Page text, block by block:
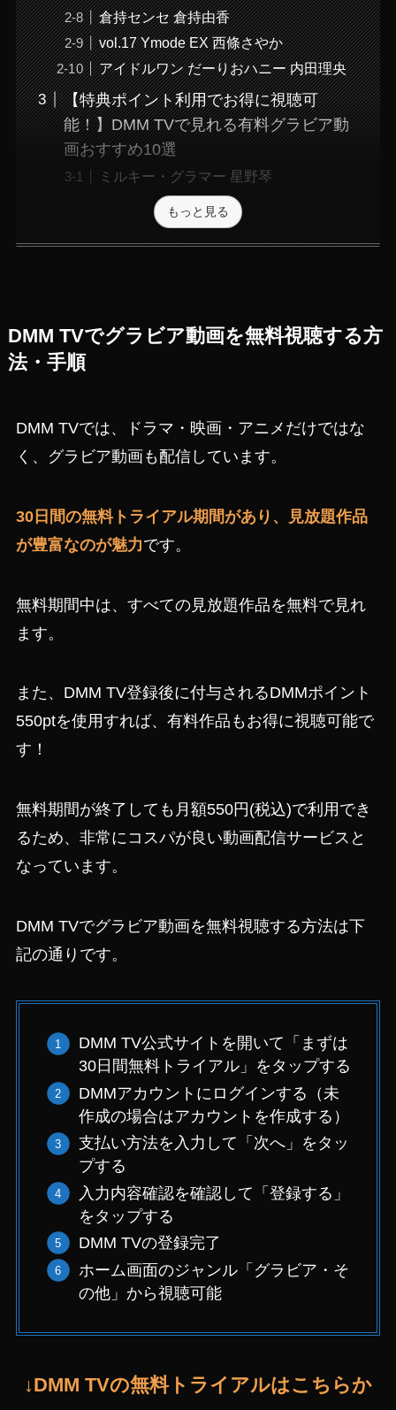
倉持センセ 倉持由香
vol.17 Ymode EX 西條さやか
アイドルワン だーりおハニー 内田理央
【特典ポイント利用でお得に視聴可
能！】DMM TVで見れる有料グラビア動
画おすすめ10選
ミルキー・グラマー 星野琴
もっと見る
DMM TVでグラビア動画を無料視聴する方
法・手順
DMM TVでは、ドラマ・映画・アニメだけではな
く、グラビア動画も配信しています。
30日間の無料トライアル期間があり、見放題作品
が豊富なのが魅力です。
無料期間中は、すべての見放題作品を無料で見れ
ます。
また、DMM TV登録後に付与されるDMMポイント
550ptを使用すれば、有料作品もお得に視聴可能で
す！
無料期間が終了しても月額550円(税込)で利用でき
るため、非常にコスパが良い動画配信サービスと
なっています。
DMM TVでグラビア動画を無料視聴する方法は下
記の通りです。
DMM TV公式サイトを開いて「まずは
30日間無料トライアル」をタップする
DMMアカウントにログインする（未
作成の場合はアカウントを作成する）
支払い方法を入力して「次へ」をタッ
プする
入力内容確認を確認して「登録する」
をタップする
DMM TVの登録完了
ホーム画面のジャンル「グラビア・そ
の他」から視聴可能
↓DMM TVの無料トライアルはこちらか